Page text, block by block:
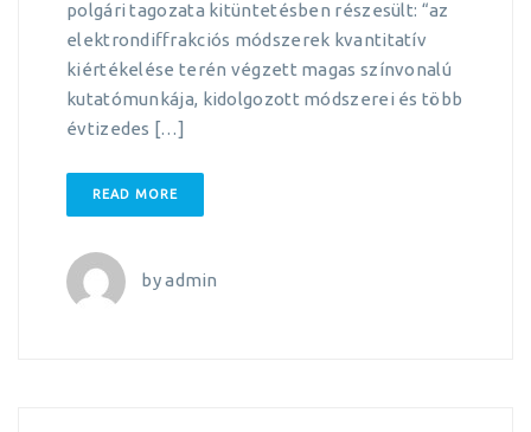
polgári tagozata kitüntetésben részesült: “az
elektrondiﬀrakciós módszerek kvantitatív
kiértékelése terén végzett magas színvonalú
kutatómunkája, kidolgozott módszerei és több
évtizedes […]
READ MORE
byadmin